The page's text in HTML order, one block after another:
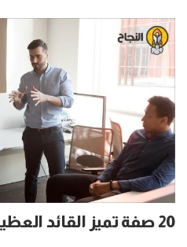
20 صفة تميز القائد العظيم